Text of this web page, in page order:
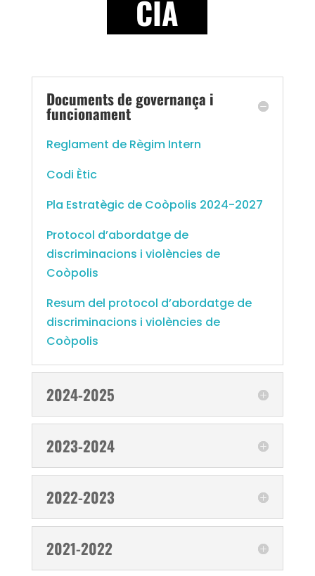
CIA
Documents de governança i
funcionament
Reglament de Règim Intern
Codi Ètic
Pla Estratègic de Coòpolis 2024-2027
Protocol d’abordatge de
discriminacions i violències de
Coòpolis
Resum del protocol d’abordatge de
discriminacions i violències de
Coòpolis
2024-2025
2023-2024
2022-2023
2021-2022